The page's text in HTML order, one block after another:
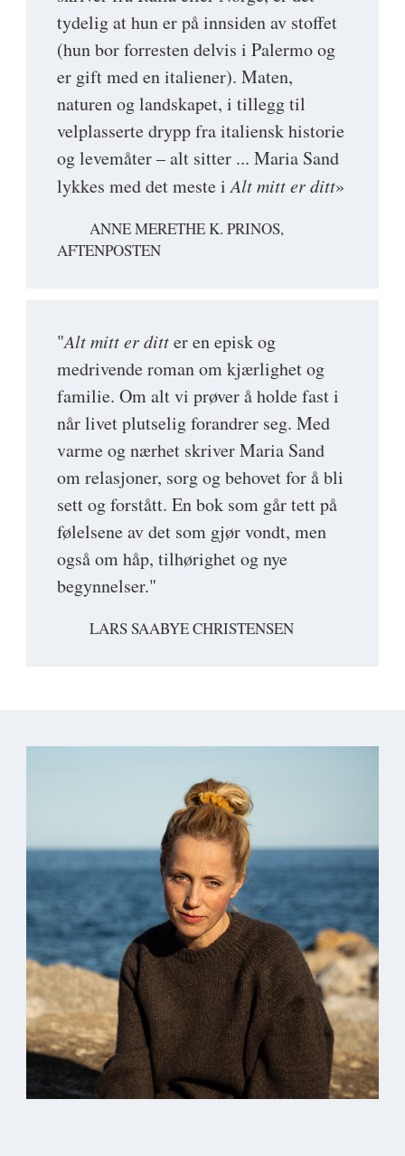
tydelig at hun er på innsiden av stoffet
(hun bor forresten delvis i Palermo og
er gift med en italiener). Maten,
naturen og landskapet, i tillegg til
velplasserte drypp fra italiensk historie
og levemåter – alt sitter ... Maria Sand
lykkes med det meste iAlt mitt er ditt»
ANNE MERETHE K. PRINOS,
AFTENPOSTEN
"Alt mitt er ditter en episk og
medrivende roman om kjærlighet og
familie. Om alt vi prøver å holde fast i
når livet plutselig forandrer seg. Med
varme og nærhet skriver Maria Sand
om relasjoner, sorg og behovet for å bli
sett og forstått. En bok som går tett på
følelsene av det som gjør vondt, men
også om håp, tilhørighet og nye
begynnelser."
LARS SAABYE CHRISTENSEN